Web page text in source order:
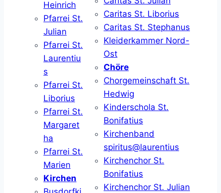
Heinrich
Pfarrei St.
Julian
Pfarrei St.
Laurentiu
s
Pfarrei St.
Liborius
Pfarrei St.
Margaret
ha
Pfarrei St.
Marien
Kirchen
Caritas St. Liborius
Caritas St. Stephanus
Kleiderkammer Nord-
Ost
Chöre
Chorgemeinschaft St.
Hedwig
Kinderschola St.
Bonifatius
Kirchenband
spiritus@laurentius
Kirchenchor St.
Bonifatius
Kirchenchor St. Julian